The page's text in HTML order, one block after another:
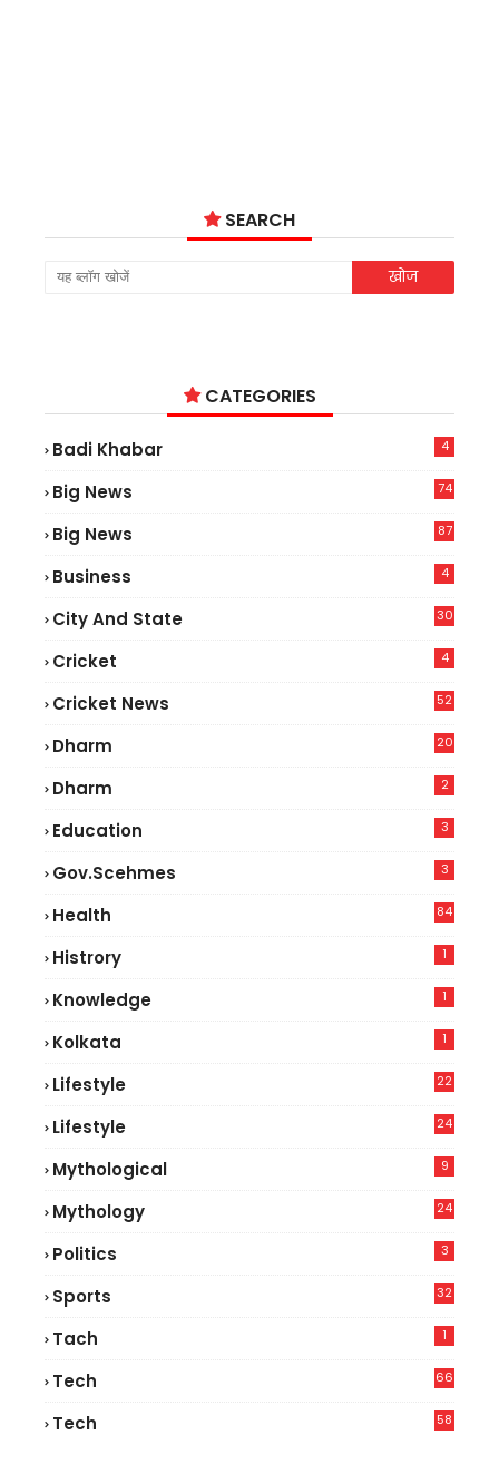
SEARCH
CATEGORIES
Badi Khabar 4
Big News
74
Big News
87
Business 4
City And State 30
Cricket 4
Cricket News
52
Dharm 20
Dharm 2
Education 3
Gov.scehmes 3
Health
84
Histrory 1
Knowledge 1
Kolkata 1
Lifestyle
22
Lifestyle
24
Mythological 9
Mythology 24
Politics 3
Sports 32
Tach 1
Tech
66
Tech
58